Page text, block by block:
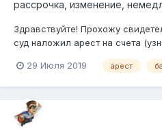
рассрочка, изменение,
Здравствуйте! Прохожу
суд наложил арест на счета
можно? думала можно только
29 Июля 2019 арест